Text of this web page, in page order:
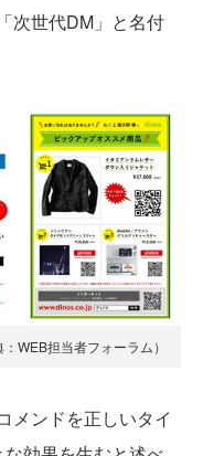
次世代DM」と名付
WEB担当者フォーラム）
メンドを正しいタイ